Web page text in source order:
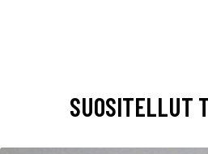
SUOSITELLUT